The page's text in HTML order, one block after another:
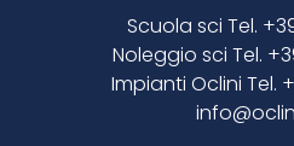
Scuola sci Tel.
Noleggio sci Tel.
Impianti Oclini Tel.